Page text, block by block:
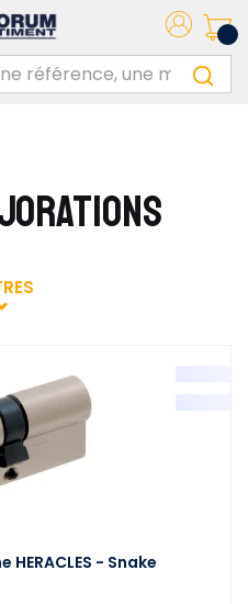
- Snake